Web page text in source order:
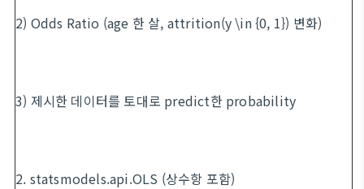
2) Odds Ratio (age 한 살, attrition(y \in {0, 1}) 변화)
3) 제시한 데이터를 토대로 predict한 probability
2. statsmodels.api.OLS (상수항 포함)